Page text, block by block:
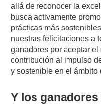
allá de reconocer la
busca activamente
prácticas más
nuestras felicitaciones a
ganadores por aceptar
contribución al impulso
y sostenible en el ámbito
Y los